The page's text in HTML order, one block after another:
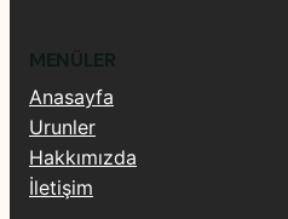
MENÜLER
Anasayfa
Urunler
Hakkımızda
İletişim